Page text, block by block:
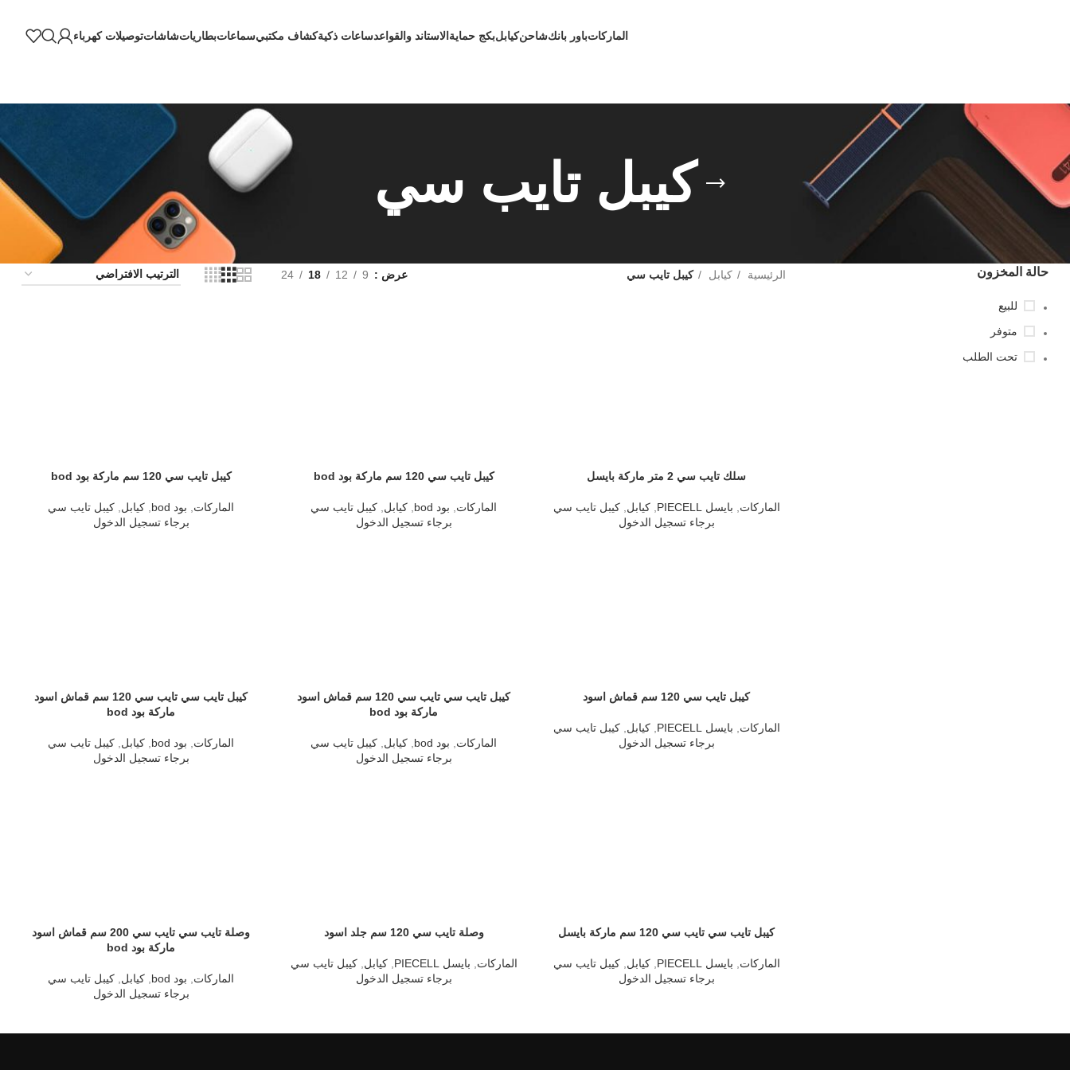
الماركاتباور بانكشاحنكيابلبكج حماية الاستاند والقواعدساعات ذكيةكشاف مكتبيسماعاتبطارياتشاشاتتوصيلات كهرباء
كيبل تايب سي
حالة المخزون
للبيع
متوفر
تحت الطلب
الرئيسية كيابل كيبل تايب سي عرض 9
12
18
24
سلك تايب سي 2 متر ماركة بايسل
الماركات بايسل PIECELL ,كيابل ,كيبل تايب سي
برجاء تسجيل الدخول
كيبل تايب سي 120 سم ماركة بود bod
الماركات بود bod كيابل كيبل تايب سي
برجاء تسجيل الدخول
كيبل تايب سي 120 سم ماركة بود bod
الماركات بود bod كيابل كيبل تايب سي
برجاء تسجيل الدخول
كيبل تايب سي 120 سم قماش اسود
الماركات بايسل PIECELL ,كيابل ,كيبل تايب سي
برجاء تسجيل الدخول
كيبل تايب سي تايب سي 120 سم قماش اسود
ماركة بود bod
الماركات بود bod كيابل كيبل تايب سي
برجاء تسجيل الدخول
كيبل تايب سي تايب سي 120 سم قماش اسود
ماركة بود bod
الماركات بود bod كيابل كيبل تايب سي
برجاء تسجيل الدخول
كيبل تايب سي تايب سي 120 سم ماركة بايسل
الماركات بايسل PIECELL ,كيابل ,كيبل تايب سي
برجاء تسجيل الدخول
وصلة تايب سي 120 سم جلد اسود
الماركات بايسل PIECELL ,كيابل ,كيبل تايب سي
برجاء تسجيل الدخول
وصلة تايب سي تايب سي 200 سم قماش اسود
ماركة بود bod
الماركات بود bod كيابل كيبل تايب سي
برجاء تسجيل الدخول